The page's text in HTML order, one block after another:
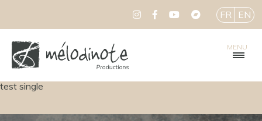
MENU
FR EN
test single